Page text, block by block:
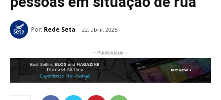
Por: Rede Seta 22, abril, 2025
- Publicidade -